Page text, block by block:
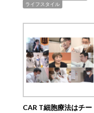
ライフスタイル
CAR T細胞療法はチー